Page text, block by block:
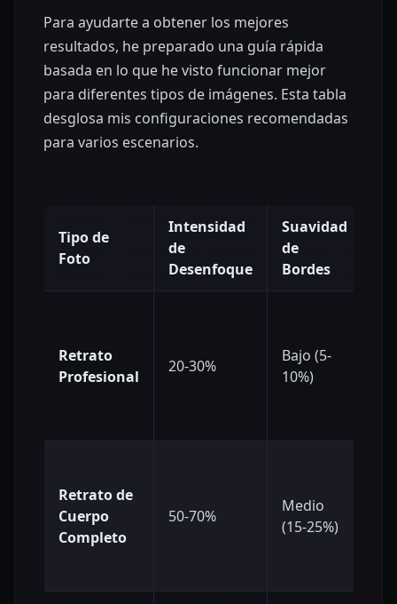
Para ayudarte a obtener los mejores
resultados, he preparado una guía rápida
basada en lo que he visto funcionar mejor
para diferentes tipos de imágenes. Esta tabla
desglosa mis configuraciones recomendadas
para varios escenarios.
Tipo de
Foto
Intensidad
de
Desenfoque
Suavidad
de
Bordes
Retrato
Profesional
20-30%
Bajo (5-
10%)
Retrato de
Cuerpo
Completo
50-70%
Medio
(15-25%)